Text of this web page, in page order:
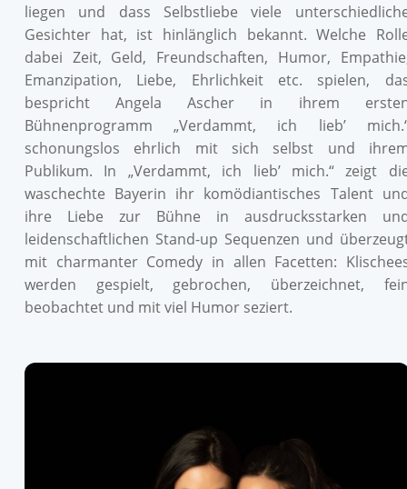
liegen und dass Selbstliebe viele
Gesichter hat, ist hinlänglich bekannt. Welche
dabei Zeit, Geld, Freundschaften, Humor,
Emanzipation, Liebe, Ehrlichkeit etc. spielen,
bespricht Angela Ascher in ihrem
Bühnenprogramm „Verdammt, ich lieb’
schonungslos ehrlich mit sich selbst und
Publikum. In „Verdammt, ich lieb’ mich.“ zeigt
waschechte Bayerin ihr komödiantisches Talent
ihre Liebe zur Bühne in ausdrucksstarken
leidenschaftlichen Stand-up Sequenzen und
mit charmanter Comedy in allen Facetten:
werden gespielt, gebrochen, überzeichnet,
beobachtet und mit viel Humor seziert.